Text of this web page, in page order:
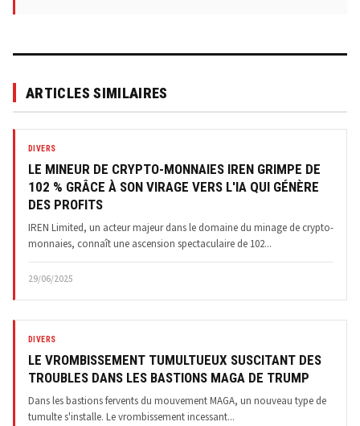
ARTICLES SIMILAIRES
DIVERS
LE MINEUR DE CRYPTO-MONNAIES IREN GRIMPE DE
102 % GRÂCE À SON VIRAGE VERS L'IA QUI GÉNÈRE
DES PROFITS
IREN Limited, un acteur majeur dans le domaine du minage de crypto-
monnaies, connaît une ascension spectaculaire de 102...
29/06/2025
DIVERS
LE VROMBISSEMENT TUMULTUEUX SUSCITANT DES
TROUBLES DANS LES BASTIONS MAGA DE TRUMP
Dans les bastions fervents du mouvement MAGA, un nouveau type de
tumulte s'installe. Le vrombissement incessant...